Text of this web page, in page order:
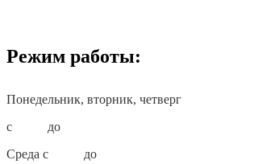
Режим работы:
Понедельник, вторник, четверг
с
до
Среда с
до